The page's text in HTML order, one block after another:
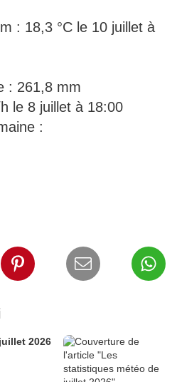
: 18,3 °C le 10 juillet à
: 261,8 mm
le 8 juillet à 18:00
:
2026